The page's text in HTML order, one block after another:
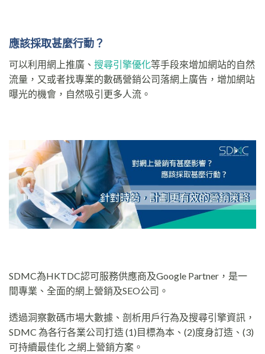
應該採取甚麼行動？
可以利用網上推廣、 搜尋引擎優化等手段來增加網站的自然
流量，又或者找專業的數碼營銷公司落網上廣告，增加網站
曝光的機會，自然吸引更多人流。
SDMC為HKTDC認可服務供應商及Google Partner，是一
間專業、全面的網上營銷及SEO公司。
透過洞察數碼市場大數據、剖析用戶行為及搜尋引擎資訊，
SDMC 為各行各業公司打造 (1)目標為本、(2)度身訂造、(3)
可持續最佳化 之網上營銷方案。